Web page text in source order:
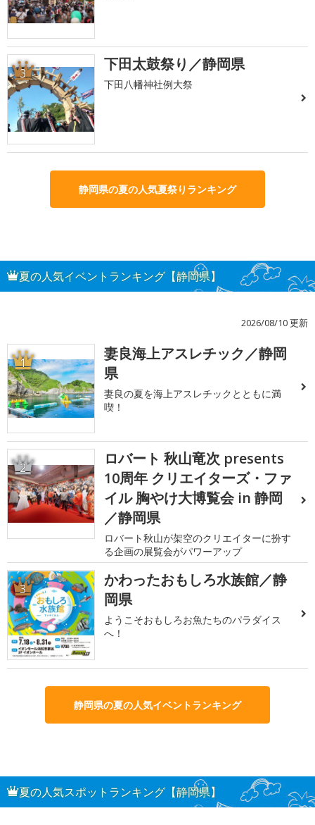
3 下田太鼓祭り／静岡県
下田八幡神社例大祭
静岡県の夏の人気夏祭りランキング
夏の人気イベントランキング【静岡県】
2026/08/10 更新
1
妻良海上アスレチック／静岡
県
妻良の夏を海上アスレチックとともに満
喫！
2
ロバート 秋山竜次 presents
10周年 クリエイターズ・ファ
イル 胸やけ大博覧会 in 静岡
／静岡県
ロバート秋山が架空のクリエイターに扮す
る企画の展覧会がパワーアップ
3
かわったおもしろ水族館／静
岡県
ようこそおもしろお魚たちのパラダイス
へ！
静岡県の夏の人気イベントランキング
夏の人気スポットランキング【静岡県】